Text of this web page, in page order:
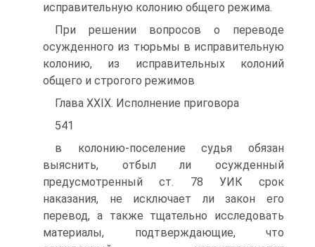
исправительную колонию общего режима.
При решении вопросов о переводе
осужденного из тюрьмы в исправительную
колонию, из исправительных колоний
общего и строгого режимов
Глава XXIX. Исполнение приговора
541
в колонию-поселение судья обязан
выяснить, отбыл ли осужденный
предусмотренный ст. 78 УИК срок
наказания, не исключает ли закон его
перевод, а также тщательно исследовать
материалы, подтверждающие, что